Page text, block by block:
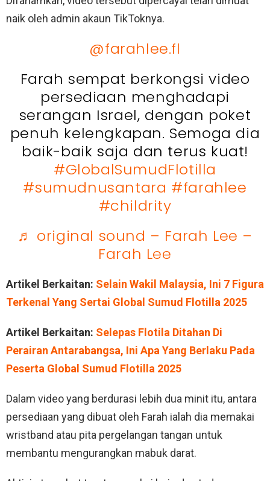
naik oleh admin akaun TikToknya.
@farahlee.fl
Farah sempat berkongsi video
persediaan menghadapi
serangan Israel, dengan poket
penuh kelengkapan. Semoga dia
baik-baik saja dan terus kuat!
#GlobalSumudFlotilla
#sumudnusantara #farahlee
#childrity
♬ original sound – Farah Lee –
Farah Lee
Artikel Berkaitan: Selain Wakil Malaysia, Ini 7 Figura
Terkenal Yang Sertai Global Sumud Flotilla 2025
Artikel Berkaitan: Selepas Flotila Ditahan Di
Perairan Antarabangsa, Ini Apa Yang Berlaku Pada
Peserta Global Sumud Flotilla 2025
Dalam video yang berdurasi lebih dua minit itu, antara
persediaan yang dibuat oleh Farah ialah dia memakai
wristband atau pita pergelangan tangan untuk
membantu mengurangkan mabuk darat.